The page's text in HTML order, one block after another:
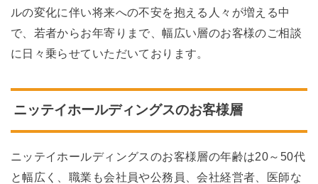
ルの変化に伴い将来への不安を抱える人々が増える中
で、若者からお年寄りまで、幅広い層のお客様のご相談
に日々乗らせていただいております。
ニッテイホールディングスのお客様層
ニッテイホールディングスのお客様層の年齢は20～50代
と幅広く、職業も会社員や公務員、会社経営者、医師な